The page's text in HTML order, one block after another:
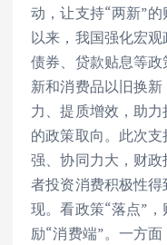
动，让支持“两新”
以来，我国强化宏
债券、贷款贴息等
新和消费品以旧换
力、提质增效，助
的政策取向。此次
强、协同力大，财
者投资消费积极性
现。看政策“落点”
励“消费端”。一方